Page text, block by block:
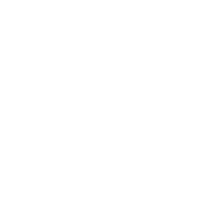
月結算日後寄送繳費提
稱本公司）所提供，讓
商店將買賣／分期付款
交帳款。
帳。
結，可透過四大超商／
完成。
需要取消訂單，請聯絡
效，需透過AFTEE先享